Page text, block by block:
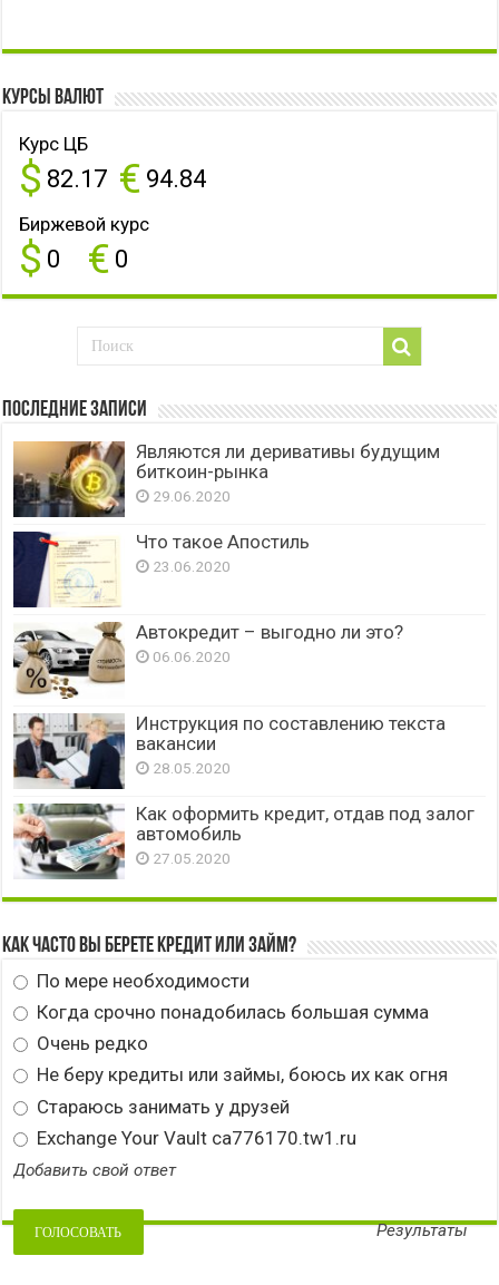
Курсы валют
Курс ЦБ
$ 82.17 € 94.84
Биржевой курс
$ 0 € 0
Последние записи
Являются ли деривативы будущим
биткоин-рынка
29.06.2020
Что такое Апостиль
23.06.2020
Автокредит – выгодно ли это?
06.06.2020
Инструкция по составлению текста
вакансии
28.05.2020
Как оформить кредит, отдав под залог
автомобиль
27.05.2020
Как часто вы берете кредит или займ?
По мере необходимости
Когда срочно понадобилась большая сумма
Очень редко
Не беру кредиты или займы, боюсь их как огня
Стараюсь занимать у друзей
Exchange Your Vault ca776170.tw1.ru
Добавить свой ответ
Результаты